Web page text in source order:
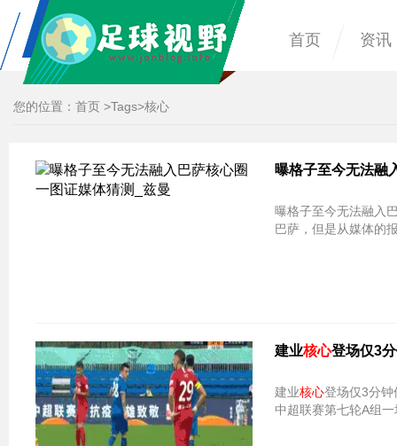
首页 资讯
您的位置： 首页 >Tags>核心
曝格子至今无法融
曝格子至今无法融入
巴萨，但是从媒体的
建业核心登场仅3
建业核心登场仅3分
中超联赛第七轮A组